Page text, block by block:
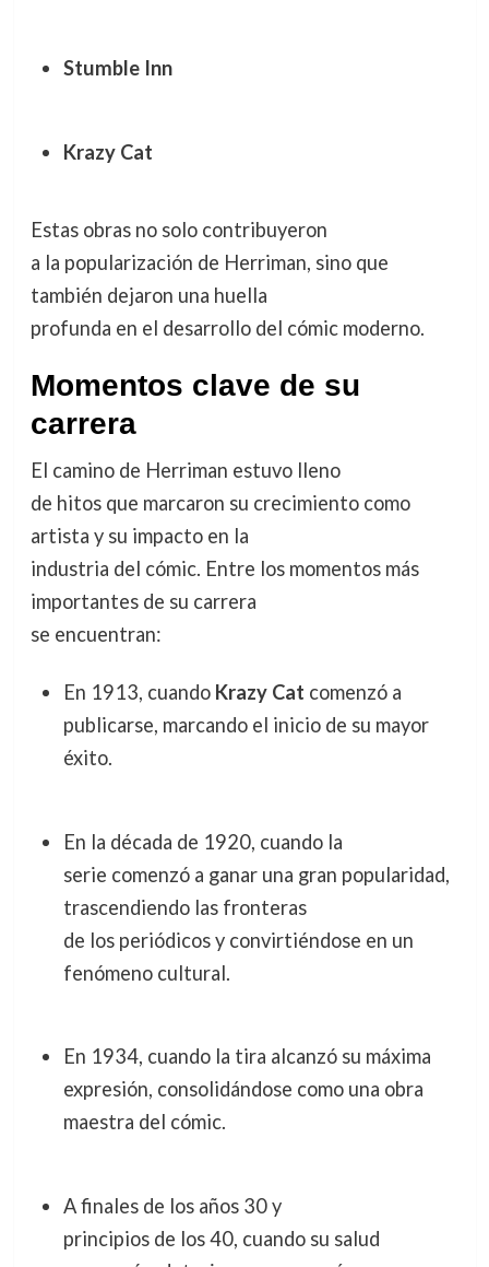
Stumble Inn
Krazy Cat
Estas obras no solo contribuyeron
a la popularización de Herriman, sino que
también dejaron una huella
profunda en el desarrollo del cómic moderno.
Momentos clave de su
carrera
El camino de Herriman estuvo lleno
de hitos que marcaron su crecimiento como
artista y su impacto en la
industria del cómic. Entre los momentos más
importantes de su carrera
se encuentran:
En 1913, cuando Krazy Cat comenzó a
publicarse, marcando el inicio de su mayor
éxito.
En la década de 1920, cuando la
serie comenzó a ganar una gran popularidad,
trascendiendo las fronteras
de los periódicos y convirtiéndose en un
fenómeno cultural.
En 1934, cuando la tira alcanzó su máxima
expresión, consolidándose como una obra
maestra del cómic.
A finales de los años 30 y
principios de los 40, cuando su salud